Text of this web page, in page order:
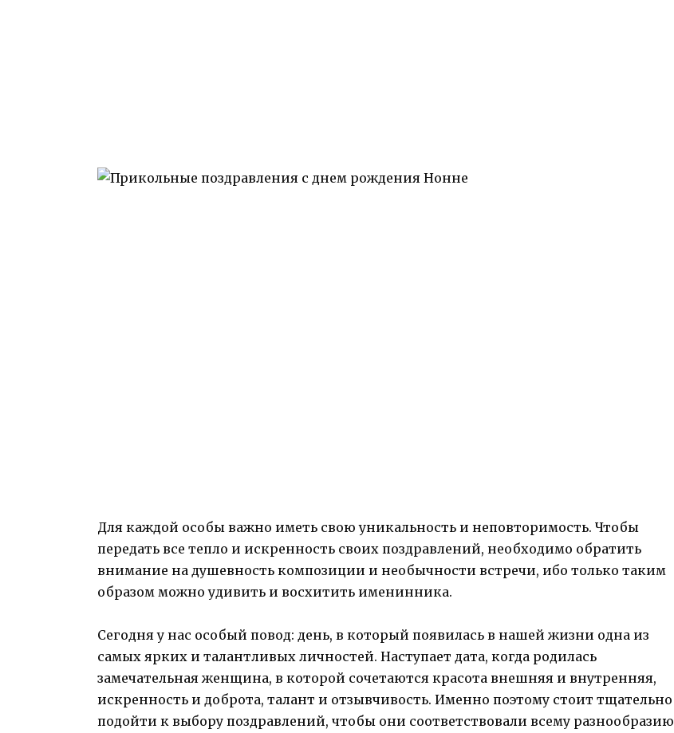
Для каждой особы важно иметь свою уникальность и неповторимость. Чтобы
передать все тепло и искренность своих поздравлений, необходимо обратить
внимание на душевность композиции и необычности встречи, ибо только таким
образом можно удивить и восхитить именинника.
Сегодня у нас особый повод: день, в который появилась в нашей жизни одна из
самых ярких и талантливых личностей. Наступает дата, когда родилась
замечательная женщина, в которой сочетаются красота внешняя и внутренняя,
искренность и доброта, талант и отзывчивость. Именно поэтому стоит тщательно
подойти к выбору поздравлений, чтобы они соответствовали всему разнообразию